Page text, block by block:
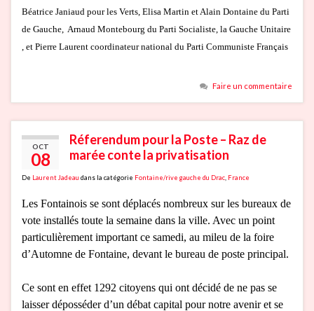
Béatrice Janiaud pour les Verts, Elisa Martin et Alain Dontaine du Parti
de Gauche, Arnaud Montebourg du Parti Socialiste, la Gauche Unitaire
, et Pierre Laurent coordinateur national du Parti Communiste Français
Faire un commentaire
OCT
08
Réferendum pour la Poste – Raz de
marée conte la privatisation
De Laurent Jadeau dans la catégorie Fontaine/rive gauche du Drac France
Les Fontainois se sont déplacés nombreux sur les bureaux de
vote installés toute la semaine dans la ville. Avec un point
particulièrement important ce samedi, au mileu de la foire
d’Automne de Fontaine, devant le bureau de poste principal.
Ce sont en effet 1292 citoyens qui ont décidé de ne pas se
laisser déposséder d’un débat capital pour notre avenir et se